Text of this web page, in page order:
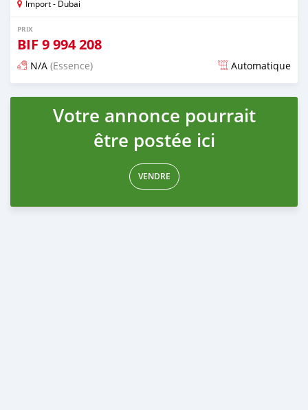
Import - Dubai
PRIX
BIF 9 994 208
N/A (Essence) Automatique
Publié il y a presque 6 ans
Votre annonce pourrait
être postée ici
VENDRE